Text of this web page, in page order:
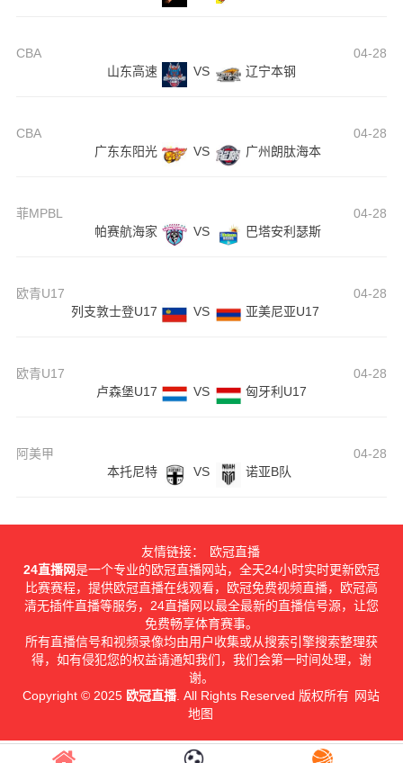
CBA
04-28
山东高速
VS 辽宁本钢
CBA
04-28
广东东阳光
VS 广州朗肽海本
菲MPBL
04-28
帕赛航海家
VS 巴塔安利瑟斯
欧青U17
04-28
列支敦士登U17
VS 亚美尼亚U17
欧青U17
04-28
卢森堡U17
VS 匈牙利U17
阿美甲
04-28
本托尼特
VS 诺亚B队
友情链接：
欧冠直播
24直播网是一个专业的欧冠直播网站，全天24小时实时更新欧冠
比赛赛程，提供欧冠直播在线观看，欧冠免费视频直播，欧冠高
清无插件直播等服务，24直播网以最全最新的直播信号源，让您
免费畅享体育赛事。
所有直播信号和视频录像均由用户收集或从搜索引擎搜索整理获
得，如有侵犯您的权益请通知我们，我们会第一时间处理，谢
谢。
Copyright © 2025 欧冠直播. All Rights Reserved 版权所有 网站
地图